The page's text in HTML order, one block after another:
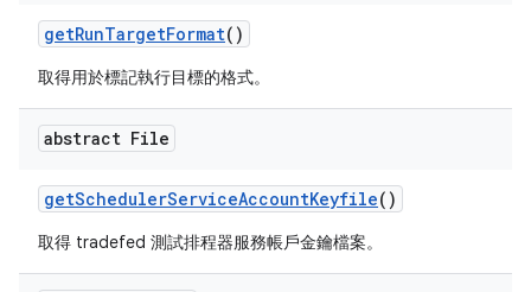
getRunTargetFormat()
取得用於標記執行目標的格式。
abstract File
getSchedulerServiceAccountKeyfile()
取得 tradefed 測試排程器服務帳戶金鑰檔案。